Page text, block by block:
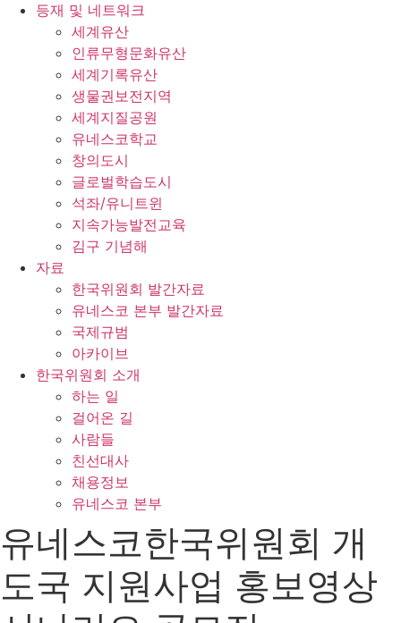
등재 및 네트워크
세계유산
인류무형문화유산
세계기록유산
생물권보전지역
세계지질공원
유네스코학교
창의도시
글로벌학습도시
석좌/유니트윈
지속가능발전교육
김구 기념해
자료
한국위원회 발간자료
유네스코 본부 발간자료
국제규범
아카이브
한국위원회 소개
하는 일
걸어온 길
사람들
친선대사
채용정보
유네스코 본부
유네스코한국위원회 개
도국 지원사업 홍보영상